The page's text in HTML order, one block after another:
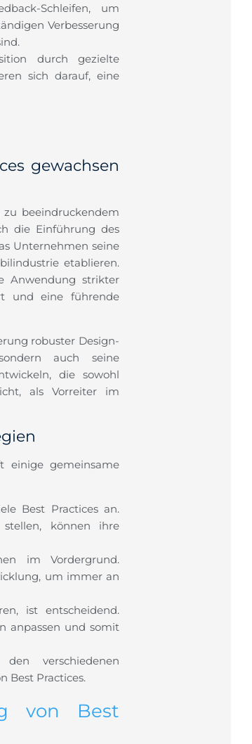
Schleifen, um
Verbesserung
durch gezielte
sich darauf, eine
gewachsen
beeindruckendem
die Einführung des
Unternehmen seine
etablieren.
Anwendung strikter
und eine führende
robuster Design-
auch seine
die sowohl
als Vorreiter im
einige gemeinsame
Best Practices an.
können ihre
im Vordergrund.
um immer an
ist entscheidend.
anpassen und somit
verschiedenen
Best Practices.
von Best